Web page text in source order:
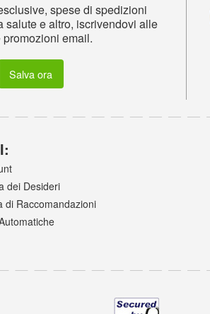
spese di spedizioni
salute e altro, iscrivendovi alle
promozioni email.
Salva ora
dei Desideri
di Raccomandazioni